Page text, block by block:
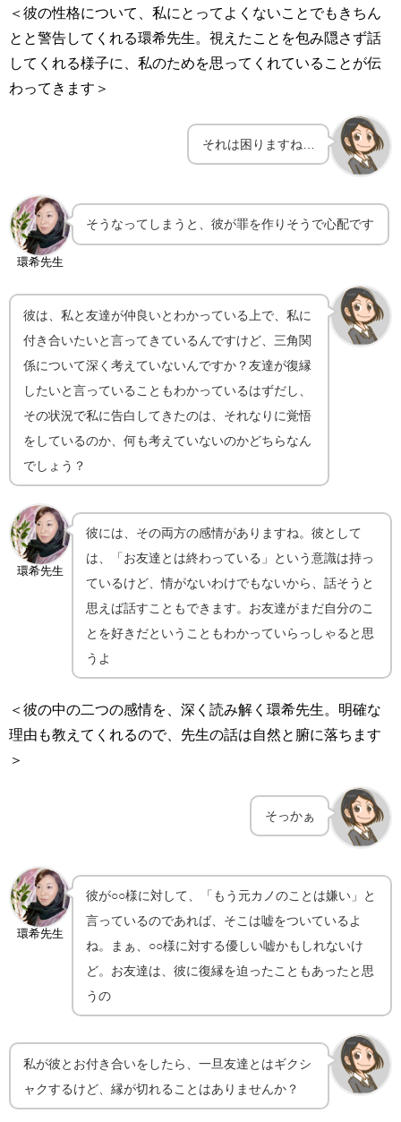
＜彼の性格について、私にとってよくないことでもきちん
とと警告してくれる環希先生。視えたことを包み隠さず話
してくれる様子に、私のためを思ってくれていることが伝
わってきます＞
それは困りますね…
環希先生
そうなってしまうと、彼が罪を作りそうで心配です
彼は、私と友達が仲良いとわかっている上で、私に
付き合いたいと言ってきているんですけど、三角関
係について深く考えていないんですか？友達が復縁
したいと言っていることもわかっているはずだし、
その状況で私に告白してきたのは、それなりに覚悟
をしているのか、何も考えていないのかどちらなん
でしょう？
環希先生
彼には、その両方の感情がありますね。彼として
は、「お友達とは終わっている」という意識は持っ
ているけど、情がないわけでもないから、話そうと
思えば話すこともできます。お友達がまだ自分のこ
とを好きだということもわかっていらっしゃると思
うよ
＜彼の中の二つの感情を、深く読み解く環希先生。明確な
理由も教えてくれるので、先生の話は自然と腑に落ちます
＞
そっかぁ
環希先生
彼が○○様に対して、「もう元カノのことは嫌い」と
言っているのであれば、そこは嘘をついているよ
ね。まぁ、○○様に対する優しい嘘かもしれないけ
ど。お友達は、彼に復縁を迫ったこともあったと思
うの
私が彼とお付き合いをしたら、一旦友達とはギクシ
ャクするけど、縁が切れることはありませんか？